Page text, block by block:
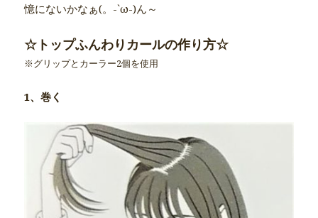
憶にないかなぁ(。-`ω-)ん～
☆トップふんわりカールの作り方☆
※グリップとカーラー2個を使用
1、巻く